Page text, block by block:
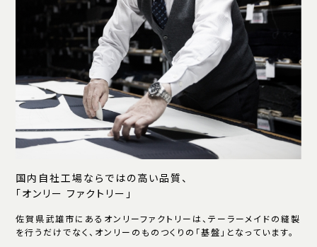
国内自社工場ならではの高い品質、
「オンリー ファクトリー」
佐賀県武雄市にあるオンリーファクトリーは、テーラーメイドの縫製
を行うだけでなく、オンリーのものつくりの「基盤」となっています。